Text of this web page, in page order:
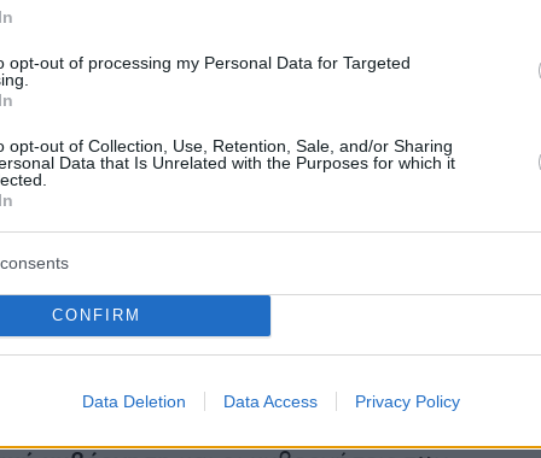
opt-out of processing my Personal Data for Targeted
opt-out of Collection, Use, Retention, Sale, and/or Sharing
Data that Is Unrelated with the Purposes for which it
CONFIRM
Data Deletion Data Access Privacy Policy
του ινστιτούτου, βρίσκεται στο 3,8%
που παραμένει μικρότερο από αυτό
σε γειτονικές της χώρες.
στηΓερμανίαέχουν καταγραφεί156.337
5.913 θάνατοι.
τάση επιβεβαιωθεί, ενδέχεται να
προσπάθειες των γερμανικών αρχών
στην κανονικότητα, την ώρα που η
να ανυπομονεί.